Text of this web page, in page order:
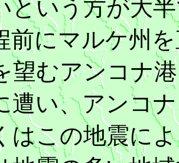
という方が大
前にマルケ州
望むアンコナ
遭い、アンコ
はこの地震に